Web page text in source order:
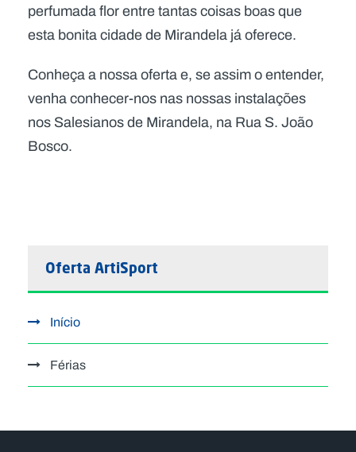
perfumada flor entre tantas coisas boas que
esta bonita cidade de Mirandela já oferece.
Conheça a nossa oferta e, se assim o entender,
venha conhecer-nos nas nossas instalações
nos Salesianos de Mirandela, na Rua S. João
Bosco.
Oferta ArtiSport
Início
Férias